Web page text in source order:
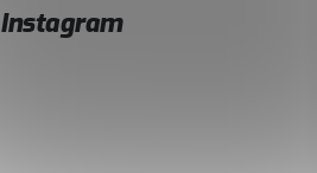
Instagram